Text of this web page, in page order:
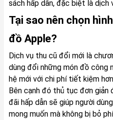
sách hấp dẫn, đặc biệt là
Tại sao nên chọn
đồ Apple?
Dịch vụ thu cũ đổi mới là
dùng đổi những món đồ công
hệ mới với chi phí tiết kiệm
Bên cạnh đó thủ tục đơn giản
đãi hấp dẫn sẽ giúp người
mong muốn mà không bị bỏ